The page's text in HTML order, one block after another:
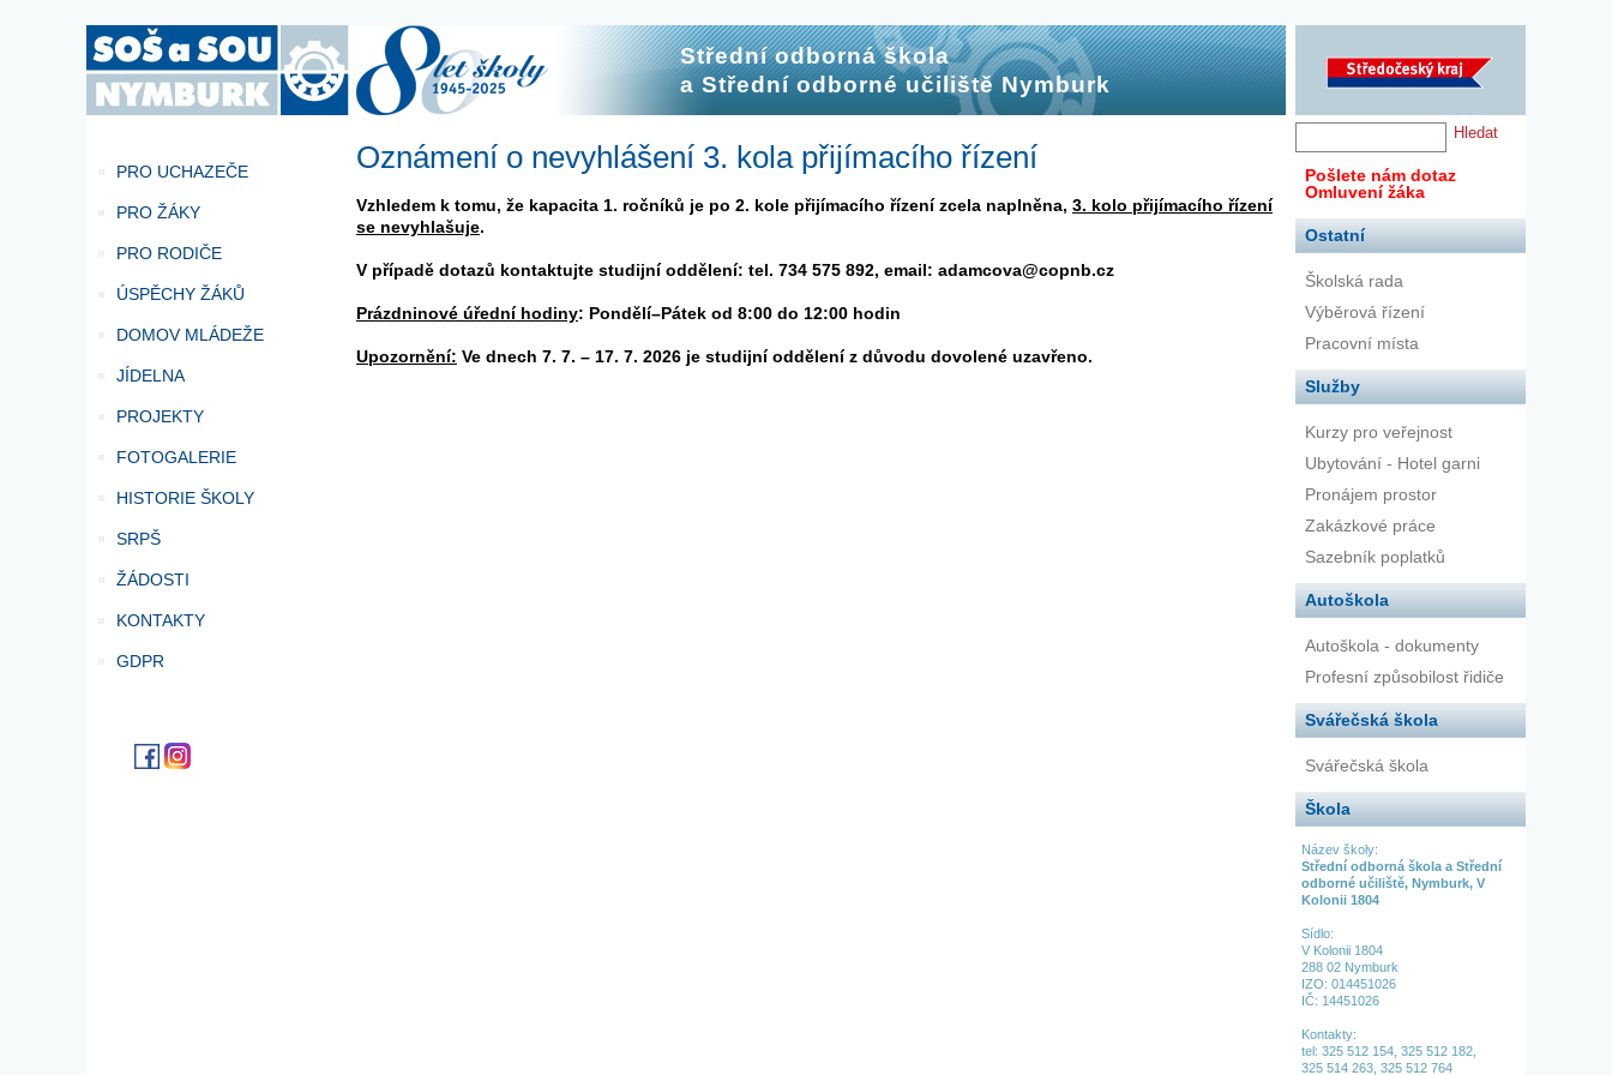
PRO UCHAZEČE
PRO ŽÁKY
PRO RODIČE
ÚSPĚCHY ŽÁKŮ
DOMOV MLÁDEŽE
JÍDELNA
PROJEKTY
FOTOGALERIE
HISTORIE ŠKOLY
SRPŠ
ŽÁDOSTI
KONTAKTY
GDPR
Střední odborná škola
a Střední odborné učiliště Nymburk
Oznámení o nevyhlášení 3. kola přijímacího řízení
Vzhledem k tomu, že kapacita 1. ročníků je po 2. kole přijímacího řízení zcela naplněna, 3. kolo přijímacího řízení
se nevyhlašuje.
V případě dotazů kontaktujte studijní oddělení: tel. 734 575 892, email: adamcova@copnb.cz
Prázdninové úřední hodiny: Pondělí–Pátek od 8:00 do 12:00 hodin
Upozornění: Ve dnech 7. 7. – 17. 7. 2026 je studijní oddělení z důvodu dovolené uzavřeno.
Pošlete nám dotaz
Omluvení žáka
Ostatní
Školská rada
Výběrová řízení
Pracovní místa
Služby
Kurzy pro veřejnost
Ubytování - Hotel garni
Pronájem prostor
Zakázkové práce
Sazebník poplatků
Autoškola
Autoškola - dokumenty
Profesní způsobilost řidiče
Svářečská škola
Svářečská škola
Škola
Název školy:
Střední odborná škola a Střední
odborné učiliště, Nymburk, V
Kolonii 1804
Sídlo:
V Kolonii 1804
288 02 Nymburk
IZO: 014451026
IČ: 14451026
Kontakty:
tel: 325 512 154, 325 512 182,
325 514 263, 325 512 764